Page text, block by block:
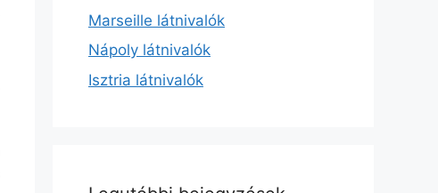
Marseille látnivalók
Nápoly látnivalók
Isztria látnivalók